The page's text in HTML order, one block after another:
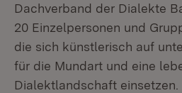
Dachverband der Dialekte
20 Einzelpersonen und
die sich künstlerisch auf
für die Mundart und eine
Dialektlandschaft